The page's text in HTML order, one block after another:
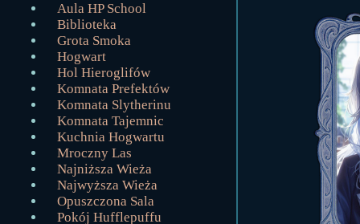
Aula HP School
Biblioteka
Grota Smoka
Hogwart
Hol Hieroglifów
Komnata Prefektów
Komnata Slytherinu
Komnata Tajemnic
Kuchnia Hogwartu
Mroczny Las
Najniższa Wieża
Najwyższa Wieża
Opuszczona Sala
Pokój Hufflepuffu